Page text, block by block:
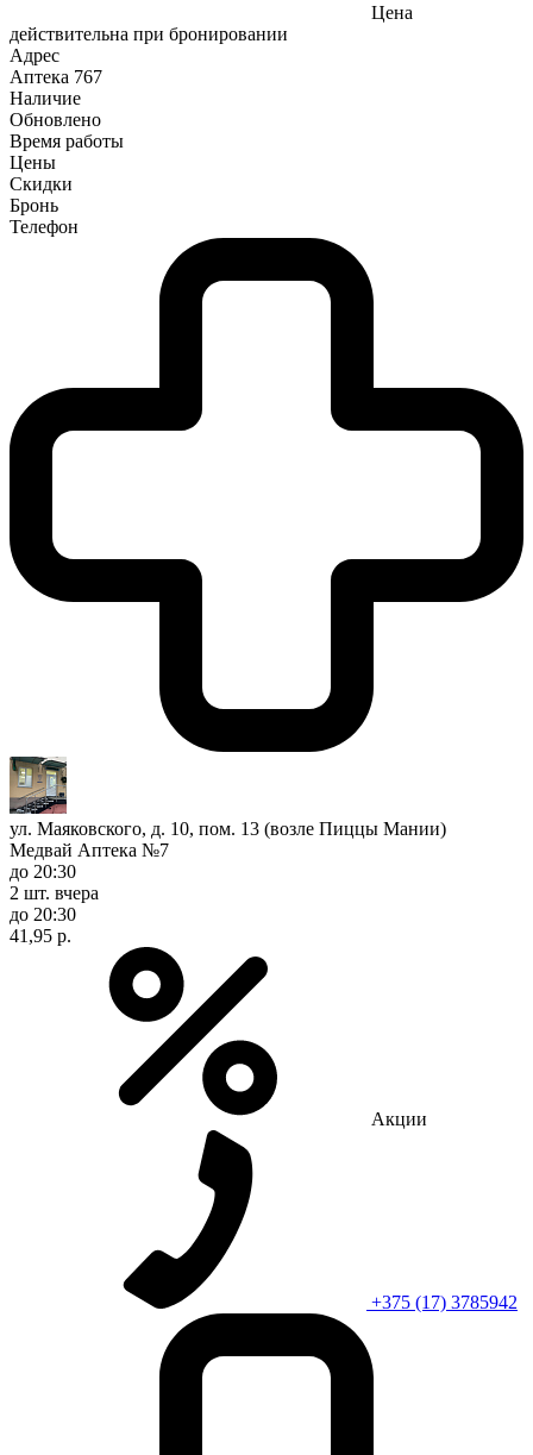
Цена
действительна при бронировании
Адрес
Аптека 767
Наличие
Обновлено
Время работы
Цены
Скидки
Бронь
Телефон
ул. Маяковского, д. 10, пом. 13 (возле Пиццы Мании)
Медвай Аптека №7
до 20:30
2 шт. вчера
до 20:30
41,95 р.
Акции
+375 (17) 3785942